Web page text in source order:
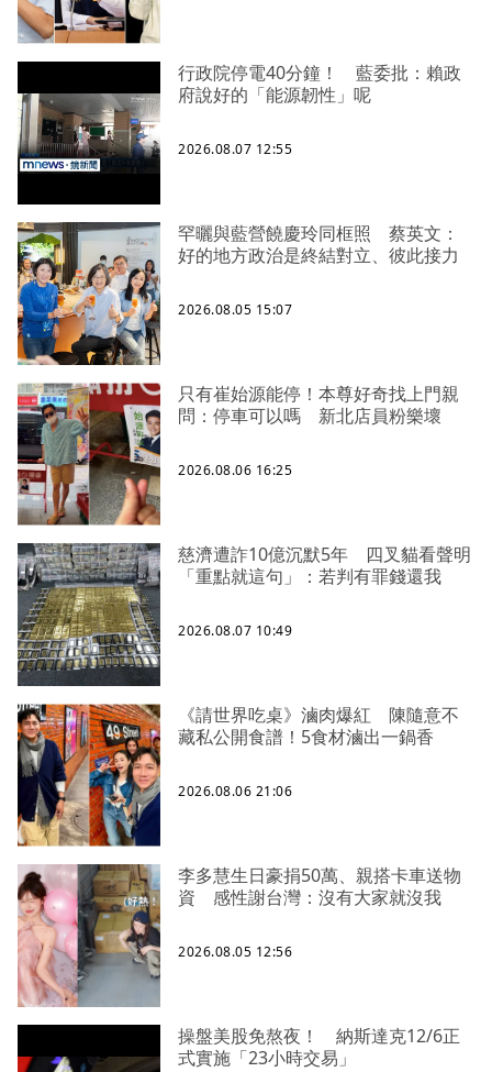
行政院停電40分鐘！ 藍委批：賴政
府說好的「能源韌性」呢
2026.08.07 12:55
罕曬與藍營饒慶玲同框照 蔡英文：
好的地方政治是終結對立、彼此接力
2026.08.05 15:07
只有崔始源能停！本尊好奇找上門親
問：停車可以嗎 新北店員粉樂壞
2026.08.06 16:25
慈濟遭詐10億沉默5年 四叉貓看聲明
「重點就這句」：若判有罪錢還我
2026.08.07 10:49
《請世界吃桌》滷肉爆紅 陳隨意不
藏私公開食譜！5食材滷出一鍋香
2026.08.06 21:06
李多慧生日豪捐50萬、親搭卡車送物
資 感性謝台灣：沒有大家就沒我
2026.08.05 12:56
操盤美股免熬夜！ 納斯達克12/6正
式實施「23小時交易」